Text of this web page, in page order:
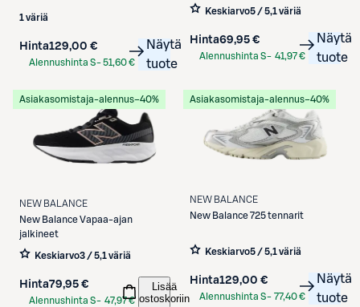
1 väriä
Hinta129,00 €
Alennushinta S-51,60 €
Näytä
tuote
Keskiarvo5 / 5,1 väriä
Hinta69,95 €
Alennushinta S- 41,97 €
Näytä
tuote
Asiakasomistaja-alennus−40%
NEW BALANCE
New BalanceVapaa-ajan
jalkineet
Keskiarvo3 / 5,1 väriä
Hinta79,95 €
Alennushinta S- 47,97 €
Lisää
ostoskoriin
Asiakasomistaja-alennus−40%
NEW BALANCE
New Balance725 tennarit
Keskiarvo5 / 5,1 väriä
Hinta129,00 €
Alennushinta S- 77,40 €
Näytä
tuote